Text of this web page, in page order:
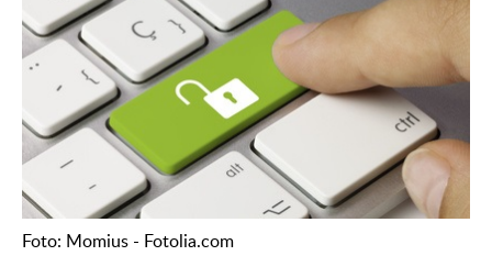
Foto: Momius - Fotolia.com